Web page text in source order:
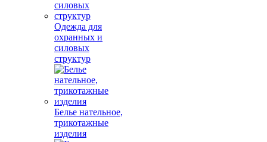
Одежда для
охранных и
силовых
структур
Белье нательное,
трикотажные
изделия